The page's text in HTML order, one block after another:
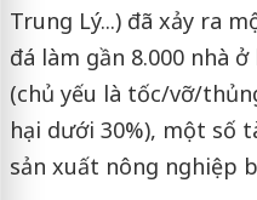
Trung Lý...) đã xảy ra
đá làm gần 8.000 nhà
(chủ yếu là tốc/vỡ/
hại dưới 30%), một số
sản xuất nông nghiệp